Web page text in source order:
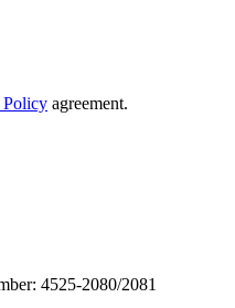
Policy agreement.
4525-2080/2081